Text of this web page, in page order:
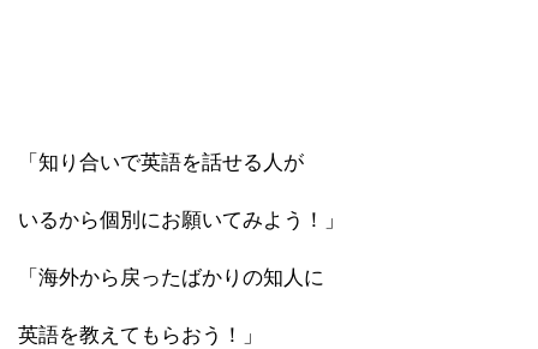
「知り合いで英語を話せる人が
いるから個別にお願いてみよう！」
「海外から戻ったばかりの知人に
英語を教えてもらおう！」